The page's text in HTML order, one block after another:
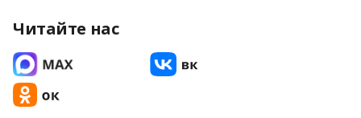
Читайте нас